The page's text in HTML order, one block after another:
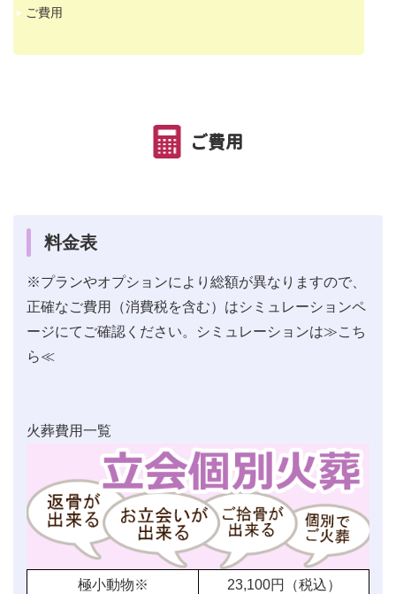
ご費用
ご費用
料金表
※プランやオプションにより総額が異なりますので、
正確なご費用（消費税を含む）はシミュレーションペ
ージにてご確認ください。シミュレーションは≫こち
ら≪
火葬費用一覧
極小動物※ 23,100円（税込）